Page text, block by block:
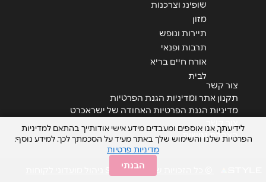
שופינג וצרכנות
מזון
תיירות ונופש
תרבות ופנאי
אורח חיים בריא
לבית
צור קשר
תקנון אתר ומדיניות הגנת הפרטיות
מדיניות הגנת הפרטיות האחודה של ישראכרט
הצהרת נגישות
© כל הזכויות שמורות STYLE ניהול מועדוני לקוחות
לידיעתך, אנו אוספים ומעבדים מידע אישי אודותייך בהתאם למדיניות
הפרטיות שלנו והשימוש שלך באתר מעיד על הסכמתך לכך. למידע נוסף:
מדיניות פרטיות
הבנתי